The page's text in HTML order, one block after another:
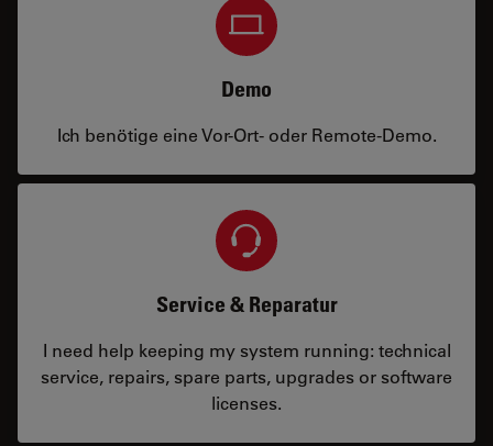
Demo
Ich benötige eine Vor-Ort- oder Remote-Demo.
Service & Reparatur
I need help keeping my system running: technical
service, repairs, spare parts, upgrades or software
licenses.